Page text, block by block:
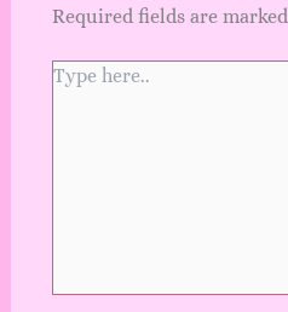
Required fields are marked
Type